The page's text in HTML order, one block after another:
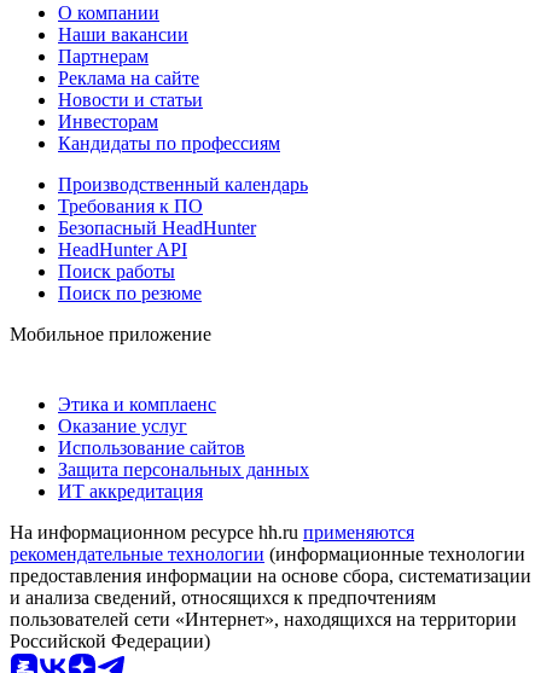
О компании
Наши вакансии
Партнерам
Реклама на сайте
Новости и статьи
Инвесторам
Кандидаты по профессиям
Производственный календарь
Требования к ПО
Безопасный HeadHunter
HeadHunter API
Поиск работы
Поиск по резюме
Мобильное приложение
Этика и комплаенс
Оказание услуг
Использование сайтов
Защита персональных данных
ИТ аккредитация
На информационном ресурсе hh.ru применяются
рекомендательные технологии (информационные технологии
предоставления информации на основе сбора, систематизации
и анализа сведений, относящихся к предпочтениям
пользователей сети «Интернет», находящихся на территории
Российской Федерации)